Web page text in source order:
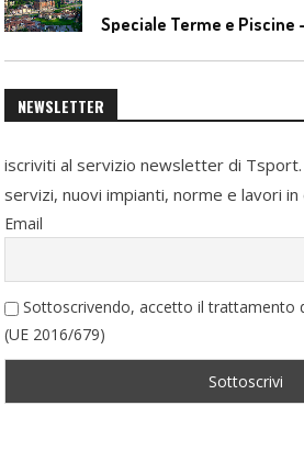
NEWSLETTER
iscriviti al servizio newsletter di
servizi, nuovi impianti, norme e lavori in
Email
Sottoscrivendo, accetto il trattamento
(UE 2016/679)